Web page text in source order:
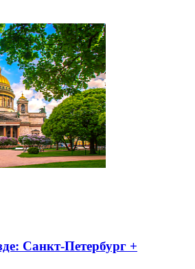
Санкт-Петербург +